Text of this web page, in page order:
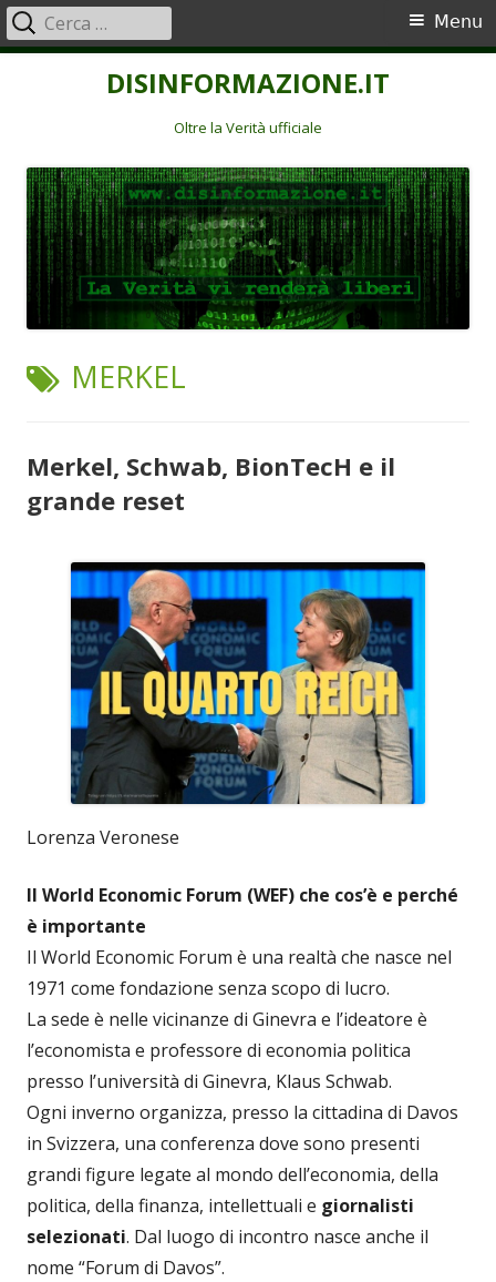
DISINFORMAZIONE.IT
Oltre la Verità ufficiale
Menu
principale
Menu
Ricerca
per:
TAG:
MERKEL
Merkel, Schwab, BionTecH e il
grande reset
Lorenza Veronese
Il World Economic Forum (WEF) che cos’è e perché
è importante
Il World Economic Forum è una realtà che nasce nel
1971 come fondazione senza scopo di lucro.
La sede è nelle vicinanze di Ginevra e l’ideatore è
l’economista e professore di economia politica
presso l’università di Ginevra, Klaus Schwab.
Ogni inverno organizza, presso la cittadina di Davos
in Svizzera, una conferenza dove sono presenti
grandi figure legate al mondo dell’economia, della
politica, della finanza, intellettuali e giornalisti
selezionati. Dal luogo di incontro nasce anche il
nome “Forum di Davos”.